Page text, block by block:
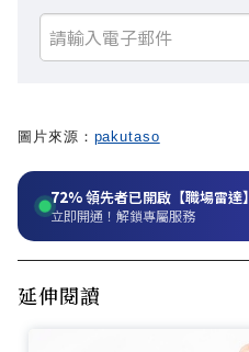
圖片來源： pakutaso
72%領先者已開啟【職場雷達】
立即開通！解鎖專屬服務
延伸閱讀